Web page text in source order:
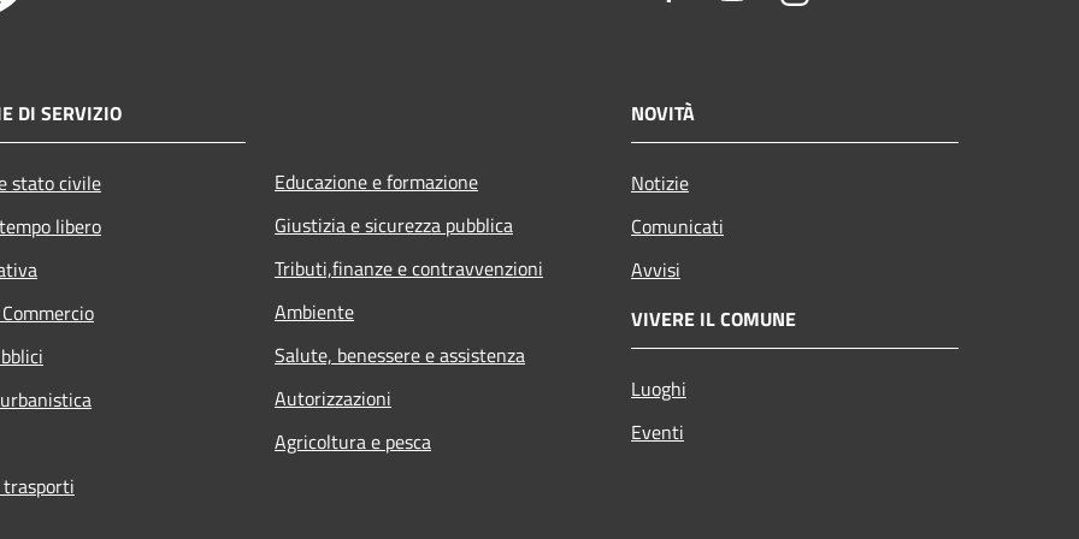
DI SERVIZIO
stato civile
libero
Educazione e formazione
Giustizia e sicurezza pubblica
Tributi,finanze e contravvenzioni
Ambiente
Salute, benessere e assistenza
Autorizzazioni
Agricoltura e pesca
NOVITÀ
Notizie
Comunicati
Avvisi
VIVERE IL COMUNE
Luoghi
Eventi